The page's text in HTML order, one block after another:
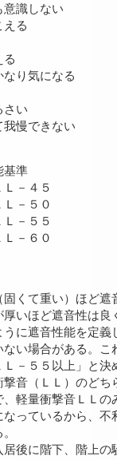
識しない
る
り気になる
い
慢できない
基準
－４５
－５０
－５５
－６０
くて重い）ほど遮
いほど遮音性は良
に遮音性能を定義
い場合がある。こ
Ｌ－５５以上」と
音（ＬＬ）のどち
軽量衝撃音ＬＬの
っているから、不
後に階下、階上の